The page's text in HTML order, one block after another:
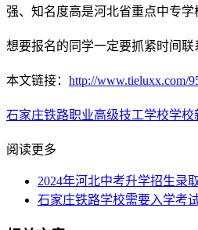
强、知名度高是河北省重点中专
想要报名的同学一定要抓紧时间联
本文链接： http://www.tieluxx.com/
石家庄铁路职业高级技工学校学校
阅读更多
2024年河北中考升学招生录
石家庄铁路学校需要入学考